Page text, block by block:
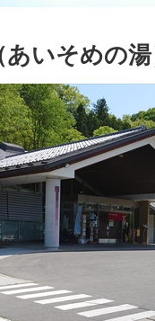
あいそめの